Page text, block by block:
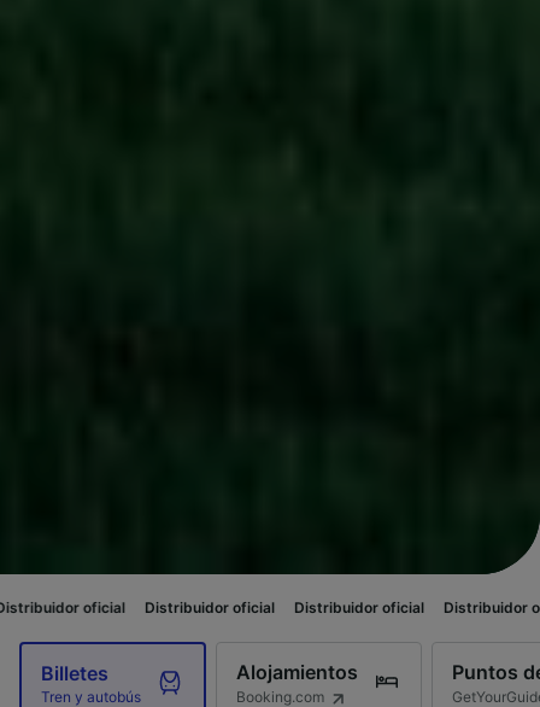
Distribuidor oficial Distribuidor oficial Distribuidor oficial
Billetes
Tren y autobús
Alojamientos
Booking.com
Puntos